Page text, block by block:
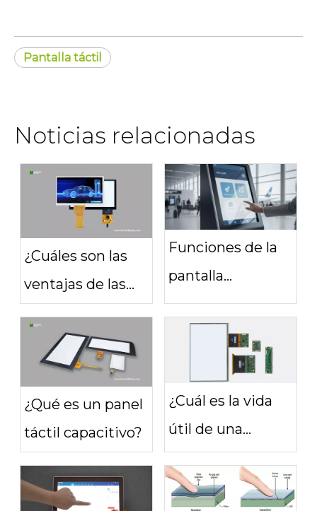
Pantalla táctil
Noticias relacionadas
¿Cuáles son las
ventajas de las
capacitivas?
Funciones de la
pantalla
multitáctil: qué
considerar al
elegir una
¿Qué es un panel
táctil capacitivo?
¿Cuál es la vida
útil de una
pantalla táctil
capacitiva?